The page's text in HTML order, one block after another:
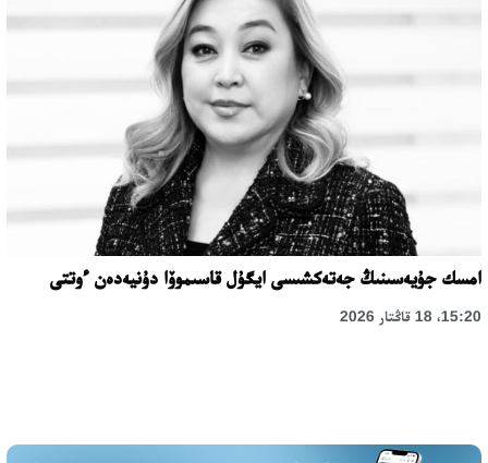
امسك جۇيەسىنىڭ جەتەكشىسى ايگۇل قاسىموۆا دۇنيەدەن ءوتتى
15:20، 18 قاڭتار 2026